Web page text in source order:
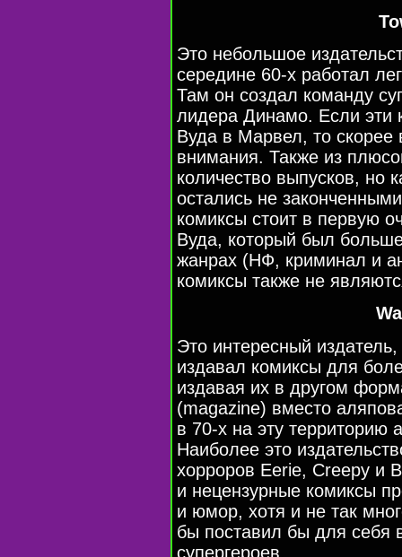
Это небольшое
середине 60-х работал
Там он создал команду
лидера Динамо. Если эти
Вуда в Марвел, то скорее
внимания. Также из
количество выпусков, но
остались не
комиксы стоит в первую
Вуда, который был
жанрах (НФ, криминал и
комиксы также не
Это интересный
издавал комиксы для
издавая их в другом
(magazine) вместо
в 70-х на эту территорию
Наиболее это
хорроров Eerie, Creepy и
и нецензурные комиксы
и юмор, хотя и не так
бы поставил бы для себя
супергероев.